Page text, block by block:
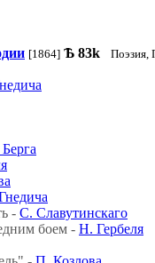
[1864] Ѣ 83k Поэзия,
- С. Славутинскаго
боем - Н. Гербеля